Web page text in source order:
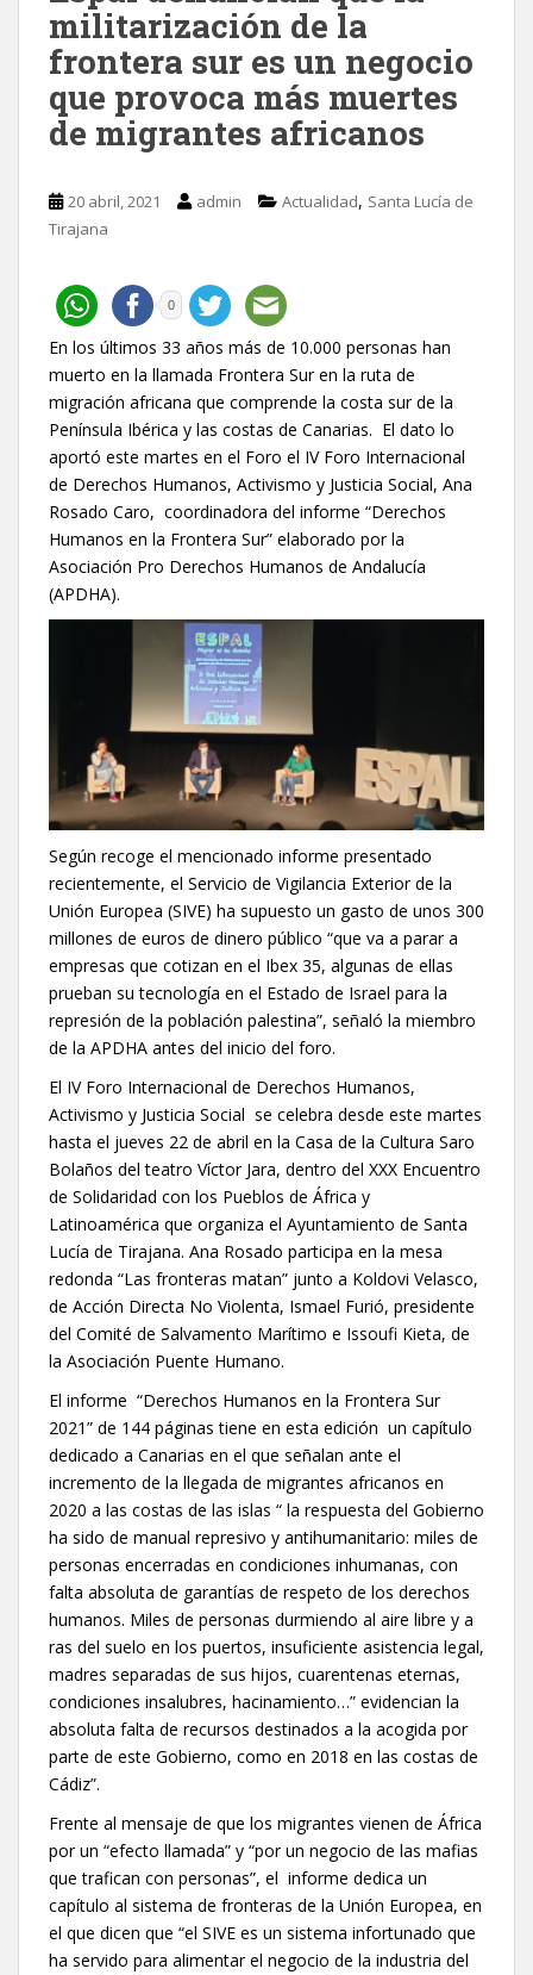
militarización de la
frontera sur es un negocio
que provoca más muertes
de migrantes africanos
20 abril, 2021 admin Actualidad, Santa Lucía de
Tirajana
0
En los últimos 33 años más de 10.000 personas han
muerto en la llamada Frontera Sur en la ruta de
migración africana que comprende la costa sur de la
Península Ibérica y las costas de Canarias. El dato lo
aportó este martes en el Foro el IV Foro Internacional
de Derechos Humanos, Activismo y Justicia Social, Ana
Rosado Caro, coordinadora del informe “Derechos
Humanos en la Frontera Sur” elaborado por la
Asociación Pro Derechos Humanos de Andalucía
(APDHA).
Según recoge el mencionado informe presentado
recientemente, el Servicio de Vigilancia Exterior de la
Unión Europea (SIVE) ha supuesto un gasto de unos 300
millones de euros de dinero público “que va a parar a
empresas que cotizan en el Ibex 35, algunas de ellas
prueban su tecnología en el Estado de Israel para la
represión de la población palestina”, señaló la miembro
de la APDHA antes del inicio del foro.
El IV Foro Internacional de Derechos Humanos,
Activismo y Justicia Social se celebra desde este martes
hasta el jueves 22 de abril en la Casa de la Cultura Saro
Bolaños del teatro Víctor Jara, dentro del XXX Encuentro
de Solidaridad con los Pueblos de África y
Latinoamérica que organiza el Ayuntamiento de Santa
Lucía de Tirajana. Ana Rosado participa en la mesa
redonda “Las fronteras matan” junto a Koldovi Velasco,
de Acción Directa No Violenta, Ismael Furió, presidente
del Comité de Salvamento Marítimo e Issoufi Kieta, de
la Asociación Puente Humano.
El informe “Derechos Humanos en la Frontera Sur
2021” de 144 páginas tiene en esta edición un capítulo
dedicado a Canarias en el que señalan ante el
incremento de la llegada de migrantes africanos en
2020 a las costas de las islas “ la respuesta del Gobierno
ha sido de manual represivo y antihumanitario: miles de
personas encerradas en condiciones inhumanas, con
falta absoluta de garantías de respeto de los derechos
humanos. Miles de personas durmiendo al aire libre y a
ras del suelo en los puertos, insuficiente asistencia legal,
madres separadas de sus hijos, cuarentenas eternas,
condiciones insalubres, hacinamiento…” evidencian la
absoluta falta de recursos destinados a la acogida por
parte de este Gobierno, como en 2018 en las costas de
Cádiz”.
Frente al mensaje de que los migrantes vienen de África
por un “efecto llamada” y “por un negocio de las mafias
que trafican con personas”, el informe dedica un
capítulo al sistema de fronteras de la Unión Europea, en
el que dicen que “el SIVE es un sistema infortunado que
ha servido para alimentar el negocio de la industria del